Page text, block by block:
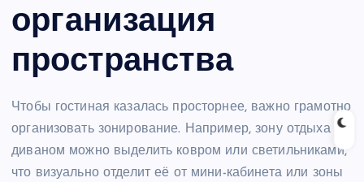
организация
пространства
Чтобы гостиная казалась просторнее, важно грамотно
организовать зонирование. Например, зону отдыха с
диваном можно выделить ковром или светильниками,
что визуально отделит её от мини-кабинета или зоны